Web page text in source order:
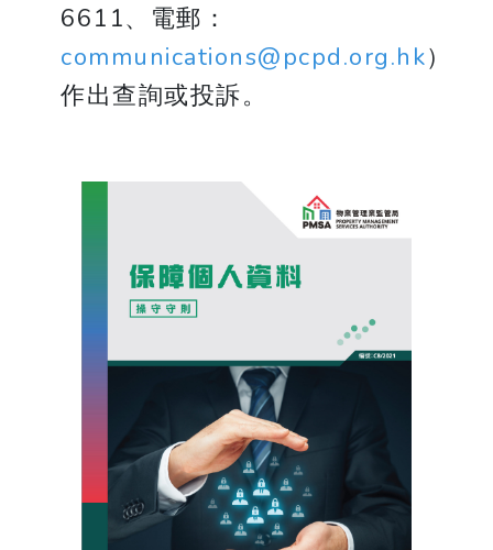
6611、電郵：
communications@pcpd.org.hk）
作出查詢或投訴。